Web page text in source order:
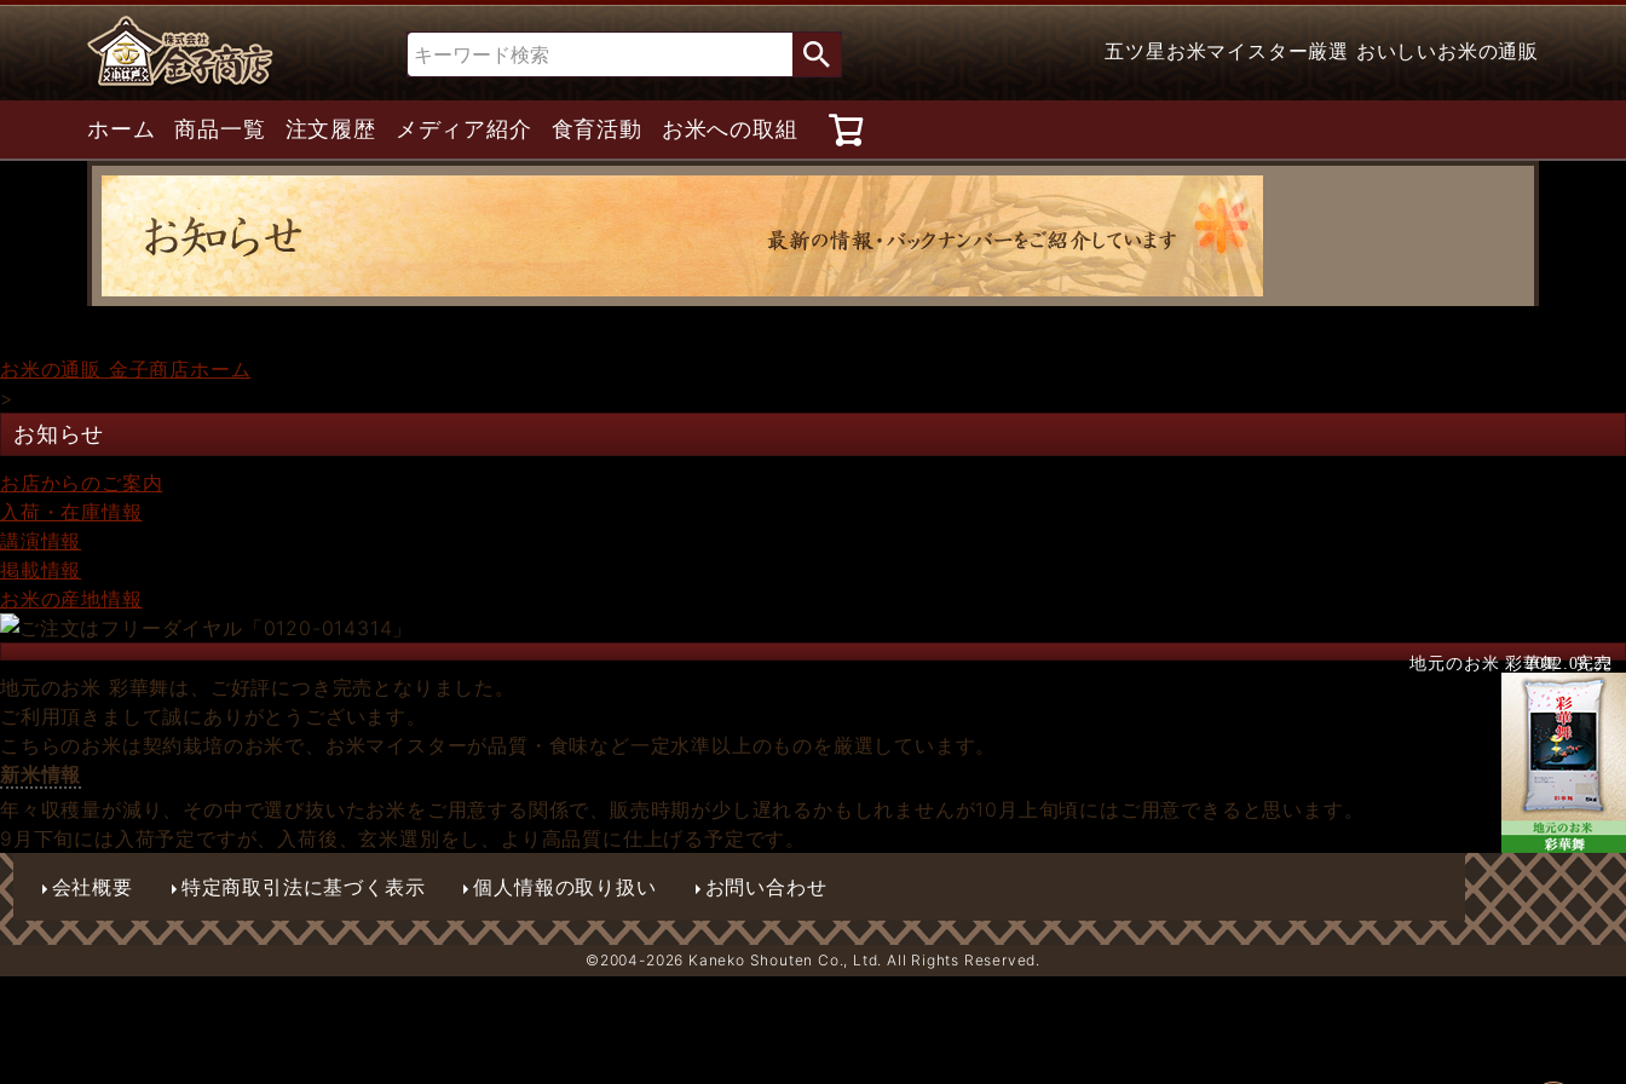
検索 五ツ星お米マイスター厳選 おいしいお米の通販
ホーム 商品一覧 注文履歴 メディア紹介 食育活動 お米への取組
お米の通販 金子商店ホーム
>
お知らせ
お店からのご案内
入荷・在庫情報
講演情報
掲載情報
お米の産地情報
地元のお米 彩華舞 完売
2012.08.22
地元のお米 彩華舞は、ご好評につき完売となりました。
ご利用頂きまして誠にありがとうございます。
こちらのお米は契約栽培のお米で、お米マイスターが品質・食味など一定水準以上のものを厳選しています。
新米情報
年々収穫量が減り、その中で選び抜いたお米をご用意する関係で、販売時期が少し遅れるかもしれませんが10月上旬頃にはご用意できると思います。
9月下旬には入荷予定ですが、入荷後、玄米選別をし、より高品質に仕上げる予定です。
会社概要
特定商取引法に基づく表示 個人情報の取り扱い お問い合わせ
©2004-2026 Kaneko Shouten Co., Ltd. All Rights Reserved.